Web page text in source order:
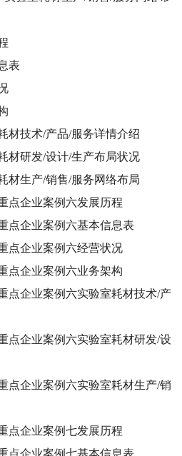
表
材技术/产品/服务详情介绍
材研发/设计/生产布局状况
材生产/销售/服务网络布局
点企业案例六发展历程
点企业案例六基本信息表
点企业案例六经营状况
点企业案例六业务架构
点企业案例六实验室耗材技术/产
点企业案例六实验室耗材研发/设
点企业案例六实验室耗材生产/销
点企业案例七发展历程
点企业案例七基本信息表